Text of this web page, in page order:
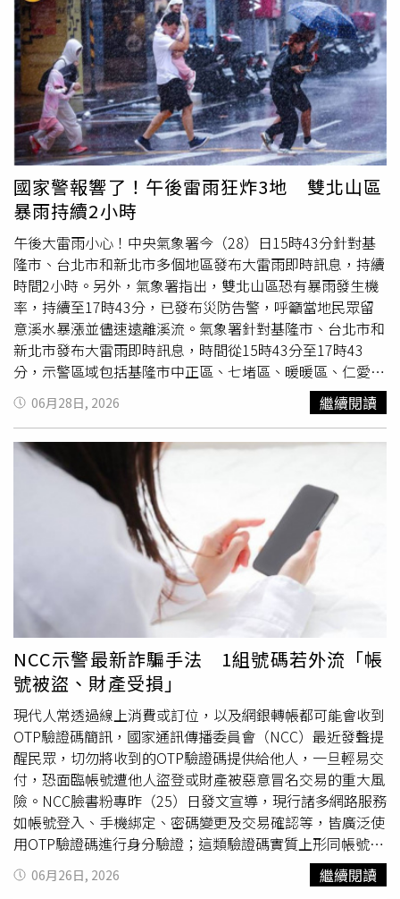
一隻也幾乎掉了，她一直流血！」背景不斷傳來哭聲、尖叫
聲與呼救聲。錢斯則不斷向救援人員說明，他們已偏離步
道，希望救援直升機能盡快找到他們的位置。布蘭妮被送上
救護車時仍保有生命跡象，但因失血及創傷過於嚴重，最終
仍在送醫途中傷重身亡。FWC隨後派遣專業捕鱷人員搜索案
發水域，先後捕獲兩條大型美洲短吻鱷，體長分別約13英尺
（約3.96公尺）及12英尺（約3.66公尺）。兩隻鱷魚均遭安
樂死，並採集DNA樣本，以確認真正攻擊布蘭妮的個體。
FWC發言人查德韋伯（Chad Weber）證實，其中涉案鱷魚
已遭斬首，頭部將作為刑事調查證物保存，其餘屍體則交由
相關單位進一步檢驗。布蘭妮平時擔任推土機操作員，熱愛
戶外生活，休假時喜歡健行、露營、騎乘重機、射擊，也經
常參加電音派對（Rave），社群平台充滿與親友及寵物相
處的照片。哥哥尼克克拉克（Nick Clark）受訪時悲痛表
示，妹妹是一個總是充滿笑容、熱心助人的人，「只要有人
需要幫忙，她永遠都是第一個站出來的人」，家人至今仍難
以接受她突然離世。事故發生後，巴爾街步道已全面封閉，
重新開放時間尚未公布。FWC表示，佛州目前約有150萬隻
美洲短吻鱷，自1948年至今共記錄超過450起鱷魚攻擊事
件，其中30起造成死亡，平均每年約發生8起未受挑釁的攻
擊案件，致命案例相當少見。然而，這已是佛州中部一週內
第3起鱷魚傷人事件，此前已有一名男童
部，另有一名浮潛民眾在彩虹河（Rainbow River）遭鱷魚
攻擊。FWC再次提醒民眾，夏季正值鱷魚活動旺盛時期，切
勿在天然河流、湖泊或已知有鱷魚出沒的水域戲水、游泳或
涉水，以免發生無法挽回的悲劇。
並允許網站授權後，帳號立刻就被駭客登入了。原PO指
出，駭客不僅使用他弟弟的帳號在聊天室自我對話，還在社
群隨意發釣魚文，只要駭客一上傳新內容，弟弟就馬上刪
除，駭客便將弟弟所有貼文全部刪掉，最後弟弟只能登出所
有裝置、修改密碼，並檢查應用程式連結。原PO也提醒，
如果真的很想做心理測驗，應認明學術單位、政府機構或大
型心理諮商所的網站。貼文曝光後，不少鄉民紛紛在底下留
言，「我是最近看到心理測驗越來越多，覺得很怪，看到就
會馬上略過，結果真的有人拿這個來詐騙」、「完全掐準台
灣人超愛做心理測驗的心態」、「非常正確！家裡長輩老是
在FB玩這種心理測驗，FB一天到晚被盜」、「推推，看到
需要登入或詢問存取資料的心理測驗一律不做」、「還要查
看email有沒有收到信件，有些他會直接跳到訂閱，並且隱
藏在寄到email到註冊信件通知中，然後每個月會固定扣
款，很多人被扣了好幾次才發現」、「要輸入個資或登入
的，我都亂填都會過」。
國家警報響了！午後雷雨狂炸3地 雙北山區
暴雨持續2小時
午後大雷雨小心！中央氣象署今（28）日15時43分針對基
隆市、台北市和新北市多個地區發布大雷雨即時訊息，持續
時間2小時。另外，氣象署指出，雙北山區恐有暴雨發生機
率，持續至17時43分，已發布災防告警，呼籲當地民眾留
意溪水暴漲並儘速遠離溪流。氣象署針對基隆市、台北市和
新北市發布大雷雨即時訊息，時間從15時43分至17時43
分，示警區域包括基隆市中正區、七堵區、暖暖區、仁愛
區、中山區、安樂區、信義區；台北市松山區、信義區、大
安區、中山區、中正區、大同區、萬華區、文山區、南港
區、內湖區、士林區；新北市板橋區、三重區、中和區、永
和區、新店區、汐止區、瑞芳區、深坑區、石碇區、坪林
區、平溪區、雙溪區、萬里區。期間可能有短延時強降雨發
生，並伴隨較強陣風、閃電落雷，請慎防溪（河）水暴漲、
坍方、落石、低窪地區積水、低能見度、雷擊。氣象署也表
示，雙北山區有暴雨發生機率，已發布災防告警。（圖／中
央氣象署）除此之外，氣象署針對新北市北勢溪（坪林映像
虎寮區），新北市北港溪（汐止柯子林），新北市基隆河
（平溪望古瀑布），新北市永定溪（石碇蚯蚓坑），新北市
石碇溪（石碇淡蘭吊橋），新北市逮魚堀溪，台北市雙溪
（雙溪淨水場至聖人瀑布）發布災防告警，持續時間至17時
43分；此區域已有暴雨或有暴雨發生的機率，留意溪水暴漲
並儘速遠離溪流，呼籲民眾勿從事溯溪、
動，以策安全。
06月28日, 2026 繼續閱讀
NCC示警最新詐騙手法 1組號碼若外流「帳
號被盜、財產受損」
現代人常透過線上消費或訂位，以及網銀轉帳都可能會收到
OTP驗證碼簡訊，國家通訊傳播委員會（NCC）最近發聲提
醒民眾，切勿將收到的OTP驗證碼提供給他人，一旦輕易交
付，恐面臨帳號遭他人盜登或財產被惡意冒名交易的重大風
險。NCC臉書粉專昨（25）日發文宣導，現行諸多網路服務
如帳號登入、手機綁定、密碼變更及交易確認等，皆廣泛使
用OTP驗證碼進行身分驗證；這類驗證碼實質上形同帳號的
「臨時鑰匙」，只要交出去，個人帳號將可能遭他人盜登或
完成交易。為了防範詐騙手段，NCC特別列出關鍵的防範守
06月26日, 2026 繼續閱讀